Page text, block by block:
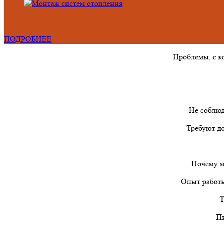
ПОДРОБНЕЕ
Проблемы, с
Не
Требуют
Почему
Опыт